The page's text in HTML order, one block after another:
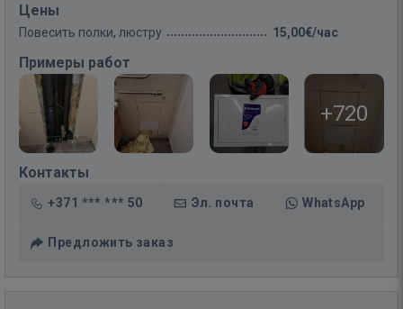
Цены
Повесить полки, люстру 15,00€/час
Примеры работ
+720
Контакты
+371 *** *** 50 Эл. почта WhatsApp
Предложить заказ